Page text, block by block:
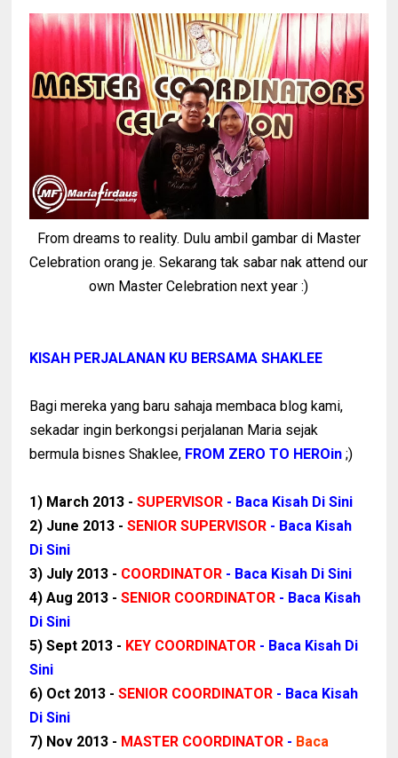
From dreams to reality. Dulu ambil gambar di Master
Celebration orang je. Sekarang tak sabar nak attend our
own Master Celebration next year :)
KISAH PERJALANAN KU BERSAMA SHAKLEE
Bagi mereka yang baru sahaja membaca blog kami,
sekadar ingin berkongsi perjalanan Maria sejak
bermula bisnes Shaklee, FROM ZERO TO HEROin ;)
1) March 2013 - SUPERVISOR - Baca Kisah Di Sini
2) June 2013 -SENIOR SUPERVISOR - Baca Kisah
Di Sini
3) July 2013 - COORDINATOR - Baca Kisah Di Sini
4) Aug 2013 -SENIOR COORDINATOR - Baca Kisah
Di Sini
5) Sept 2013 - KEY COORDINATOR - Baca Kisah Di
Sini
6) Oct 2013 -SENIOR COORDINATOR - Baca Kisah
Di Sini
7) Nov 2013 - MASTER COORDINATOR - Baca